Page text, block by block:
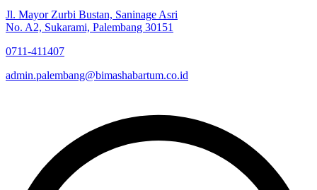
Jl. Mayor Zurbi Bustan, Saninage Asri
No. A2, Sukarami, Palembang 30151
0711-411407
admin.palembang@bimashabartum.co.id